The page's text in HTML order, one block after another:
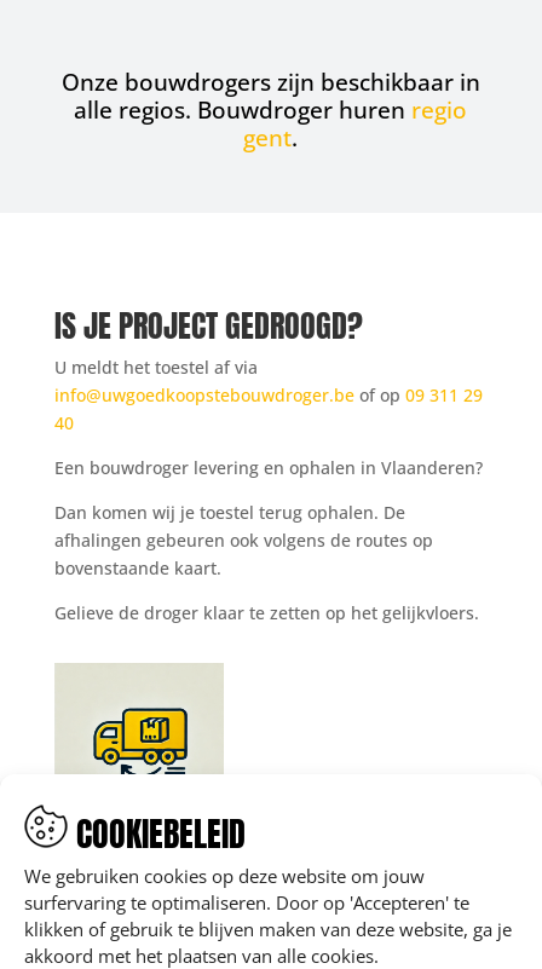
COOKIEBELEID
We gebruiken cookies op deze website om jouw
surfervaring te optimaliseren. Door op 'Accepteren' te
klikken of gebruik te blijven maken van deze website, ga je
akkoord met het plaatsen van alle cookies.
Onze bouwdrogers zijn beschikbaar in
alle regios. Bouwdroger huren regio
gent.
IS JE PROJECT GEDROOGD?
U meldt het toestel af via
info@uwgoedkoopstebouwdroger.beof op 09 311 29
40
Een bouwdroger levering en ophalen in Vlaanderen?
Dan komen wij je toestel terug ophalen. De
afhalingen gebeuren ook volgens de routes op
bovenstaande kaart.
Gelieve de droger klaar te zetten op het gelijkvloers.